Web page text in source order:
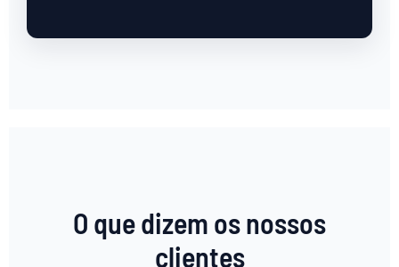
O que dizem os nossos
clientes